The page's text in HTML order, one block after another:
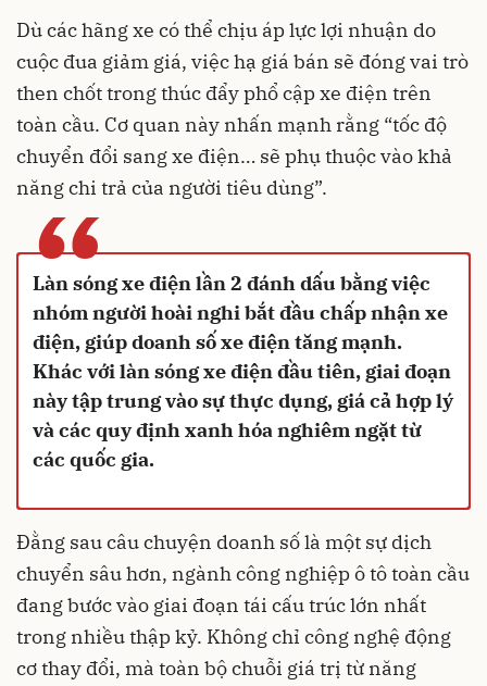
Dù các hãng xe có thể chịu áp lực lợi nhuận do
cuộc đua giảm giá, việc hạ giá bán sẽ đóng vai trò
then chốt trong thúc đẩy phổ cập xe điện trên
toàn cầu. Cơ quan này nhấn mạnh rằng “tốc độ
chuyển đổi sang xe điện… sẽ phụ thuộc vào khả
năng chi trả của người tiêu dùng”.
“
Làn sóng xe điện lần 2 đánh dấu bằng việc
nhóm người hoài nghi bắt đầu chấp nhận xe
điện, giúp doanh số xe điện tăng mạnh.
Khác với làn sóng xe điện đầu tiên, giai đoạn
này tập trung vào sự thực dụng, giá cả hợp lý
và các quy định xanh hóa nghiêm ngặt từ
các quốc gia.
Đằng sau câu chuyện doanh số là một sự dịch
chuyển sâu hơn, ngành công nghiệp ô tô toàn cầu
đang bước vào giai đoạn tái cấu trúc lớn nhất
trong nhiều thập kỷ. Không chỉ công nghệ động
cơ thay đổi, mà toàn bộ chuỗi giá trị từ năng